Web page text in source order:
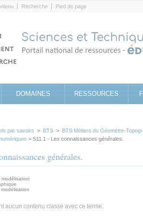
Recherche Pied de page
DOMAINES RESSOURCES
par savoirs > BTS > BTS Métiers du Géomètre-
> S11.1 - Les connaissances générales.
générales.
aucun contenu classé avec ce terme.